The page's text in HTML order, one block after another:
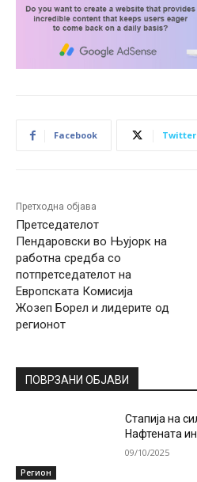
Facebook Twitter
Претходна објава
Претседателот
Пендаровски во Њујорк на
работна средба со
потпретседателот на
Европската Комисија
Жозеп Борел и лидерите од
регионот
ПОВРЗАНИ ОБЈАВИ
Регион
Стапија на
Нафтената
09/10/2025